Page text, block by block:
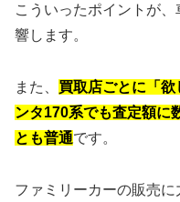
こういったポイントが
響します。
また、 買取店ごとに「
ンタ170系でも査定額に
とも普通です。
ファミリーカーの販売